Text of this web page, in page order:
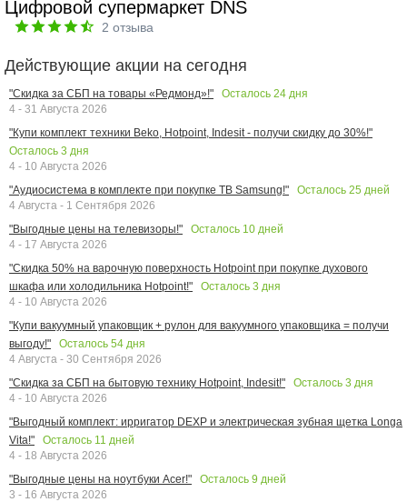
Цифровой супермаркет DNS
2 отзыва
Действующие акции на сегодня
"Скидка за СБП на товары «Редмонд»!" Осталось 24 дня
4 - 31 Августа 2026
"Купи комплект техники Beko, Hotpoint, Indesit - получи скидку до 30%!"
Осталось 3 дня
4 - 10 Августа 2026
"Аудиосистема в комплекте при покупке ТВ Samsung!"
Осталось 25 дней
4 Августа - 1 Сентября 2026
"Выгодные цены на телевизоры!"
Осталось 10 дней
4 - 17 Августа 2026
"Скидка 50% на варочную поверхность Hotpoint при покупке духового
шкафа или холодильника Hotpoint!"
Осталось 3 дня
4 - 10 Августа 2026
"Купи вакуумный упаковщик + рулон для вакуумного упаковщика = получи
выгоду!"
Осталось 54 дня
4 Августа - 30 Сентября 2026
"Скидка за СБП на бытовую технику Hotpoint, Indesit!"
Осталось 3 дня
4 - 10 Августа 2026
"Выгодный комплект: ирригатор DEXP и электрическая зубная щетка Longa
Vita!"
Осталось 11 дней
4 - 18 Августа 2026
"Выгодные цены на ноутбуки Acer!"
Осталось 9 дней
3 - 16 Августа 2026